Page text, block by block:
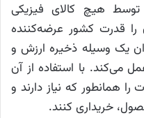
توسط هیچ کالای فیزیکی
را قدرت کشور عرضه‌کننده
یک وسیله ذخیره ارزش و
می‌کند. با استفاده از آن
همانطور که نیاز دارند و
خریداری کنند.